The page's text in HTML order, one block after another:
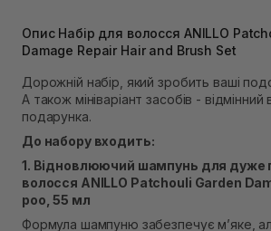
В наявності
Самовивіз м. Львів, вул. Степана
Самовивіз м. Рівне, вул. 16-го
В наявності
Самовивіз м. Рівне, вул. Кулика і
Екватор)
Опис Набір для волосся ANILLO
Damage Repair Hair and Brush Set
Дорожній набір, який зробить ваші
А також мініваріант засобів - відмінний
подарунка.
До набору входить:
1. Відновлюючий шампунь для дуже
волосся ANILLO Patchouli Garden
poo, 55 мл
Формула шампуню забезпечує м’яке,